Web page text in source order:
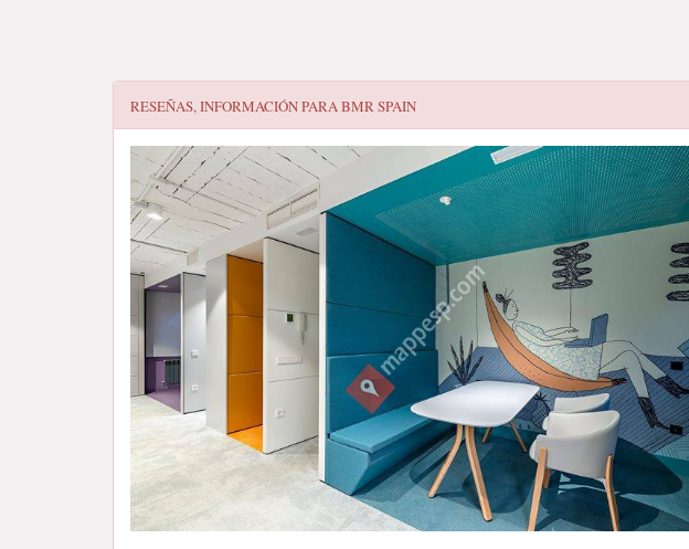
RESEÑAS, INFORMACIÓN PARABMR SPAIN